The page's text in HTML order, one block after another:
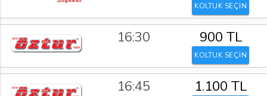
KOLTUK SEÇİN
16:30 900 TL
KOLTUK SEÇİN
16:45 1.100 TL